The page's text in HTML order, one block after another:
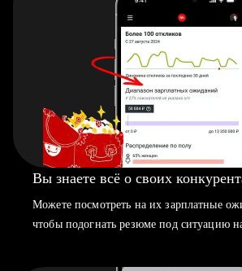
Вы знаете всё о своих
Можете посмотреть на их зарплатные
чтобы подогнать резюме под ситуацию